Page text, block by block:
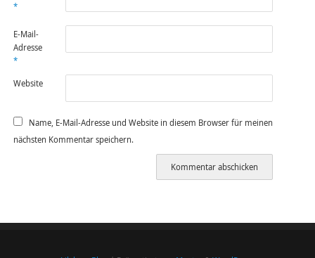
*
E-Mail-
Adresse
*
Website
Name, E-Mail-Adresse und Website in diesem Browser für meinen
nächsten Kommentar speichern.